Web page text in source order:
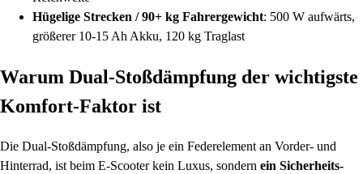
Hügelige Strecken / 90+ kg Fahrergewicht: 500 W aufwärts,
größerer 10-15 Ah Akku, 120 kg Traglast
Warum Dual-Stoßdämpfung der wichtigste
Komfort-Faktor ist
Die Dual-Stoßdämpfung, also je ein Federelement an Vorder- und
Hinterrad, ist beim E-Scooter kein Luxus, sondern ein Sicherheits-